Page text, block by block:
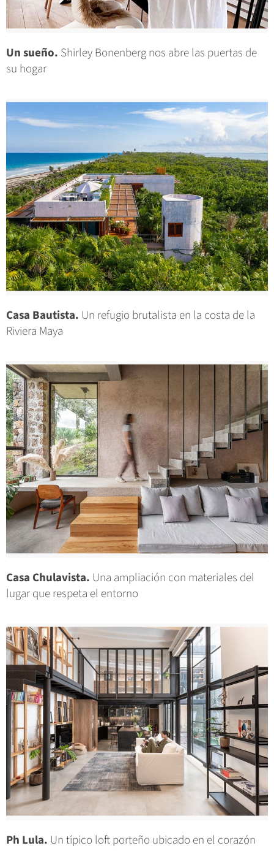
Un sueño. Shirley Bonenberg nos abre las puertas de
su hogar
Casa Bautista. Un refugio brutalista en la costa de la
Riviera Maya
Casa Chulavista. Una ampliación con materiales del
lugar que respeta el entorno
Ph Lula. Un típico loft porteño ubicado en el corazón